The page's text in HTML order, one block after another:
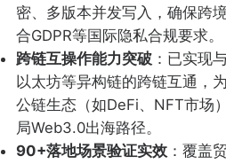
密、多版本并发写入，确保跨
合GDPR等国际隐私合规要求。
跨链互操作能力突破：已实现
以太坊等异构链的跨链互通，
公链生态（如DeFi、NFT市场
局Web3.0出海路径。
90+落地场景验证实效：覆盖